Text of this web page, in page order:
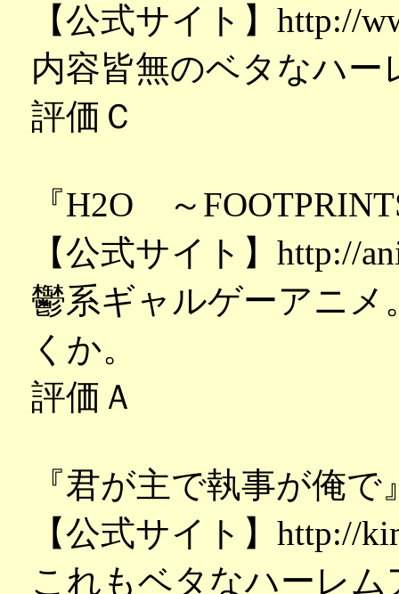
【公式サイト】http://
内容皆無のベタなハ
評価Ｃ
『H2O ～
【公式サイト】http://
鬱系ギャルゲーアニ
くか。
評価Ａ
『君が主で執事が俺で
【公式サイト】http://
これもベタなハーレ